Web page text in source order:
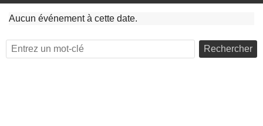
Aucun événement à cette date.
Rechercher